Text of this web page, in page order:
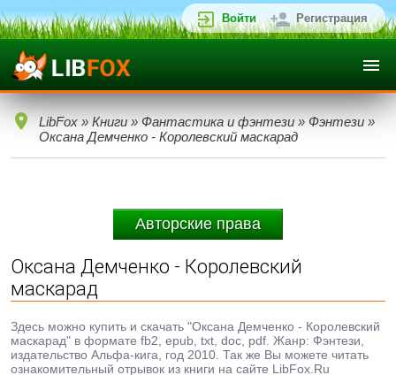
Войти Регистрация
LibFox » Книги » Фантастика и фэнтези » Фэнтези »
Оксана Демченко - Королевский маскарад
Авторские права
Оксана Демченко - Королевский
маскарад
Здесь можно купить и скачать "Оксана Демченко - Королевский
маскарад" в формате fb2, epub, txt, doc, pdf. Жанр: Фэнтези,
издательство Альфа-кига, год 2010. Так же Вы можете читать
ознакомительный отрывок из книги на сайте LibFox.Ru